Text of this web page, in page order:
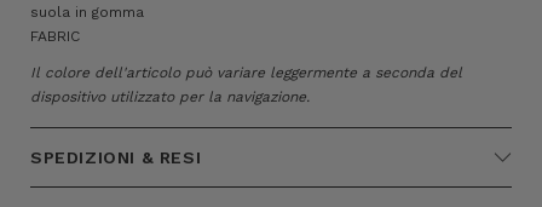
suola in gomma
FABRIC
Il colore dell'articolo può variare leggermente a seconda del
dispositivo utilizzato per la navigazione.
SPEDIZIONI & RESI